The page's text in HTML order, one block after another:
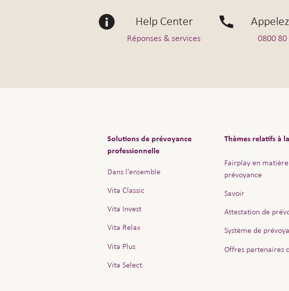
Case postale
8085 Zurich
Help Center
Réponses & services 0800 80
Solutions de prévoyance
professionnelle
Dans l'ensemble
Vita Classic
Vita Invest
Vita Relax
Vita Plus
Vita Select
Thèmes relatifs à
Fairplay en
prévoyance
Savoir
Attestation de
Système de
Offres partenaires